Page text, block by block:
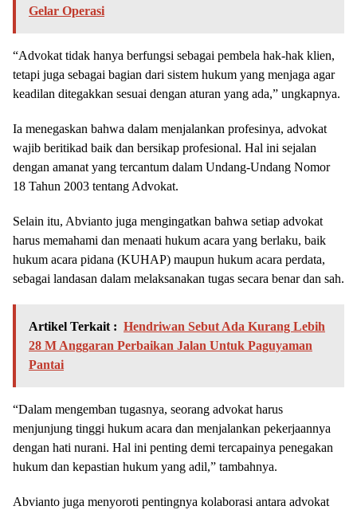
Gelar Operasi
“Advokat tidak hanya berfungsi sebagai pembela hak-hak klien,
tetapi juga sebagai bagian dari sistem hukum yang menjaga agar
keadilan ditegakkan sesuai dengan aturan yang ada,” ungkapnya.
Ia menegaskan bahwa dalam menjalankan profesinya, advokat
wajib beritikad baik dan bersikap profesional. Hal ini sejalan
dengan amanat yang tercantum dalam Undang-Undang Nomor
18 Tahun 2003 tentang Advokat.
Selain itu, Abvianto juga mengingatkan bahwa setiap advokat
harus memahami dan menaati hukum acara yang berlaku, baik
hukum acara pidana (KUHAP) maupun hukum acara perdata,
sebagai landasan dalam melaksanakan tugas secara benar dan sah.
Artikel Terkait : Hendriwan Sebut Ada Kurang Lebih
28 M Anggaran Perbaikan Jalan Untuk Paguyaman
Pantai
“Dalam mengemban tugasnya, seorang advokat harus
menjunjung tinggi hukum acara dan menjalankan pekerjaannya
dengan hati nurani. Hal ini penting demi tercapainya penegakan
hukum dan kepastian hukum yang adil,” tambahnya.
Abvianto juga menyoroti pentingnya kolaborasi antara advokat